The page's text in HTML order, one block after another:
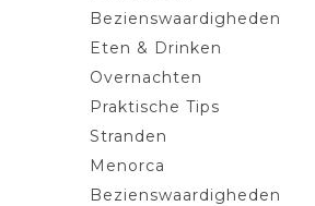
Bezienswaardigheden
Eten & Drinken
Overnachten
Praktische Tips
Stranden
Menorca
Bezienswaardigheden